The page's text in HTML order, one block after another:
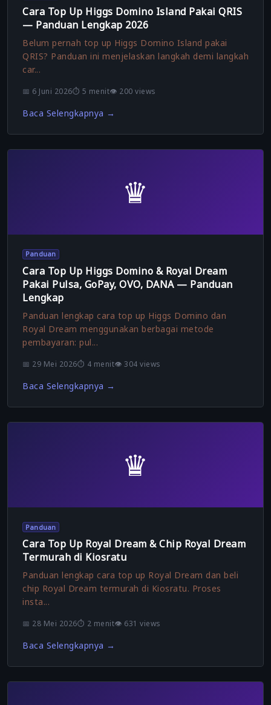
Cara Top Up Higgs Domino Island Pakai QRIS
— Panduan Lengkap 2026
Belum pernah top up Higgs Domino Island pakai
QRIS? Panduan ini menjelaskan langkah demi langkah
car...
📅 6 Juni 2026⏱️ 5 menit👁️ 200 views
Baca Selengkapnya →
♛
Panduan
Cara Top Up Higgs Domino & Royal Dream
Pakai Pulsa, GoPay, OVO, DANA — Panduan
Lengkap
Panduan lengkap cara top up Higgs Domino dan
Royal Dream menggunakan berbagai metode
pembayaran: pul...
📅 29 Mei 2026⏱️ 4 menit👁️ 304 views
Baca Selengkapnya →
♛
Panduan
Cara Top Up Royal Dream & Chip Royal Dream
Termurah di Kiosratu
Panduan lengkap cara top up Royal Dream dan beli
chip Royal Dream termurah di Kiosratu. Proses
insta...
📅 28 Mei 2026⏱️ 2 menit👁️ 631 views
Baca Selengkapnya →